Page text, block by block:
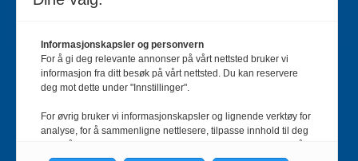
Jakt & Fiske er landets største og eldste magasin for
jakt- og fiskeinteresserte med 195 000 månedlige
Bladet er en månedlig publikasjon og utgis av Norges
Jeger- og Fiskerforbund.
Meld deg inn her
Informasjonskapsler og personvern
For å gi deg relevante annonser på vårt nettsted bruker vi
informasjon fra ditt besøk på vårt nettsted. Du kan reservere
deg mot dette under "Innstillinger".
For øvrig bruker vi informasjonskapsler og lignende verktøy for
analyse, for å sammenligne nettlesere, tilpasse innhold til deg